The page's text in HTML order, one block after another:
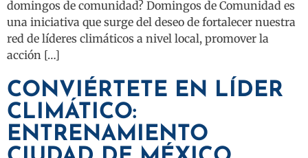
domingos de comunidad? Domingos de Comunidad es
una iniciativa que surge del deseo de fortalecer nuestra
red de líderes climáticos a nivel local, promover la
acción […]
CONVIÉRTETE EN LÍDER
CLIMÁTICO:
ENTRENAMIENTO